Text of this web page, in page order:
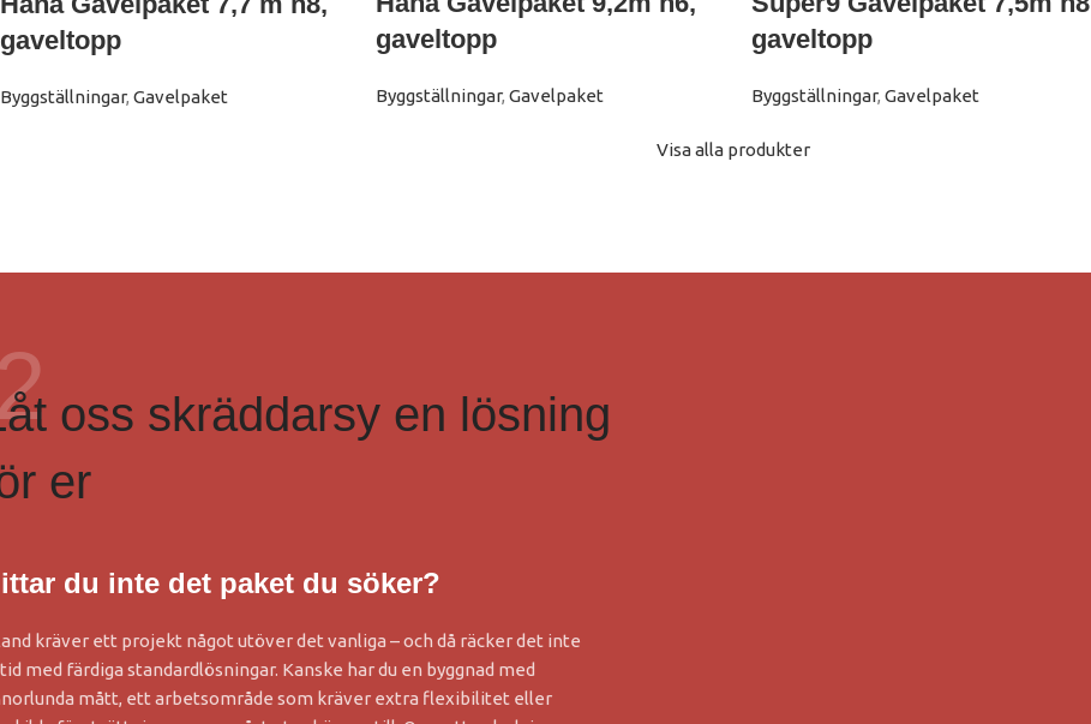
gaveltopp
Byggställningar, Gavelpaket
gaveltopp
Byggställningar, Gavelpaket
gaveltopp
Byggställningar, Gavelpaket
Visa alla produkter
oss skräddarsy en lösning
er
du inte det paket du söker?
kräver ett projekt något utöver det vanliga – och då räcker det inte
med färdiga standardlösningar. Kanske har du en byggnad med
mått, ett arbetsområde som kräver extra flexibilitet eller